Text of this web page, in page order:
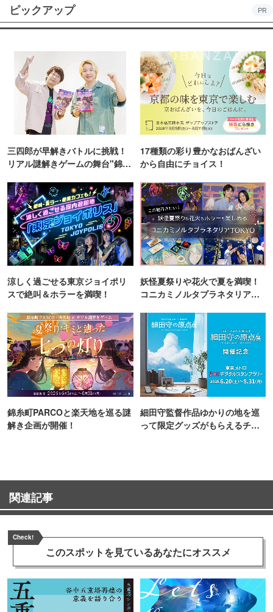
ピックアップ PR
三四郎が早解きバトルに挑戦！
リアル謎解きゲームの舞台"錦糸
17種類の彩り豊かなおばんざい
から自由にチョイス！
涼しく過ごせる東京ジョイポリ
スで絶叫＆ホラーを満喫！
妖怪夏祭りや花火で夏を満喫！
コニカミノルタプラネタリア
錦糸町PARCOと楽天地を巡る謎
解き企画が開催！
細田守監督作品ゆかりの地を巡
って限定グッズがもらえるチャ
関連記事
Check!
このスポットを見ているあなたにオススメ